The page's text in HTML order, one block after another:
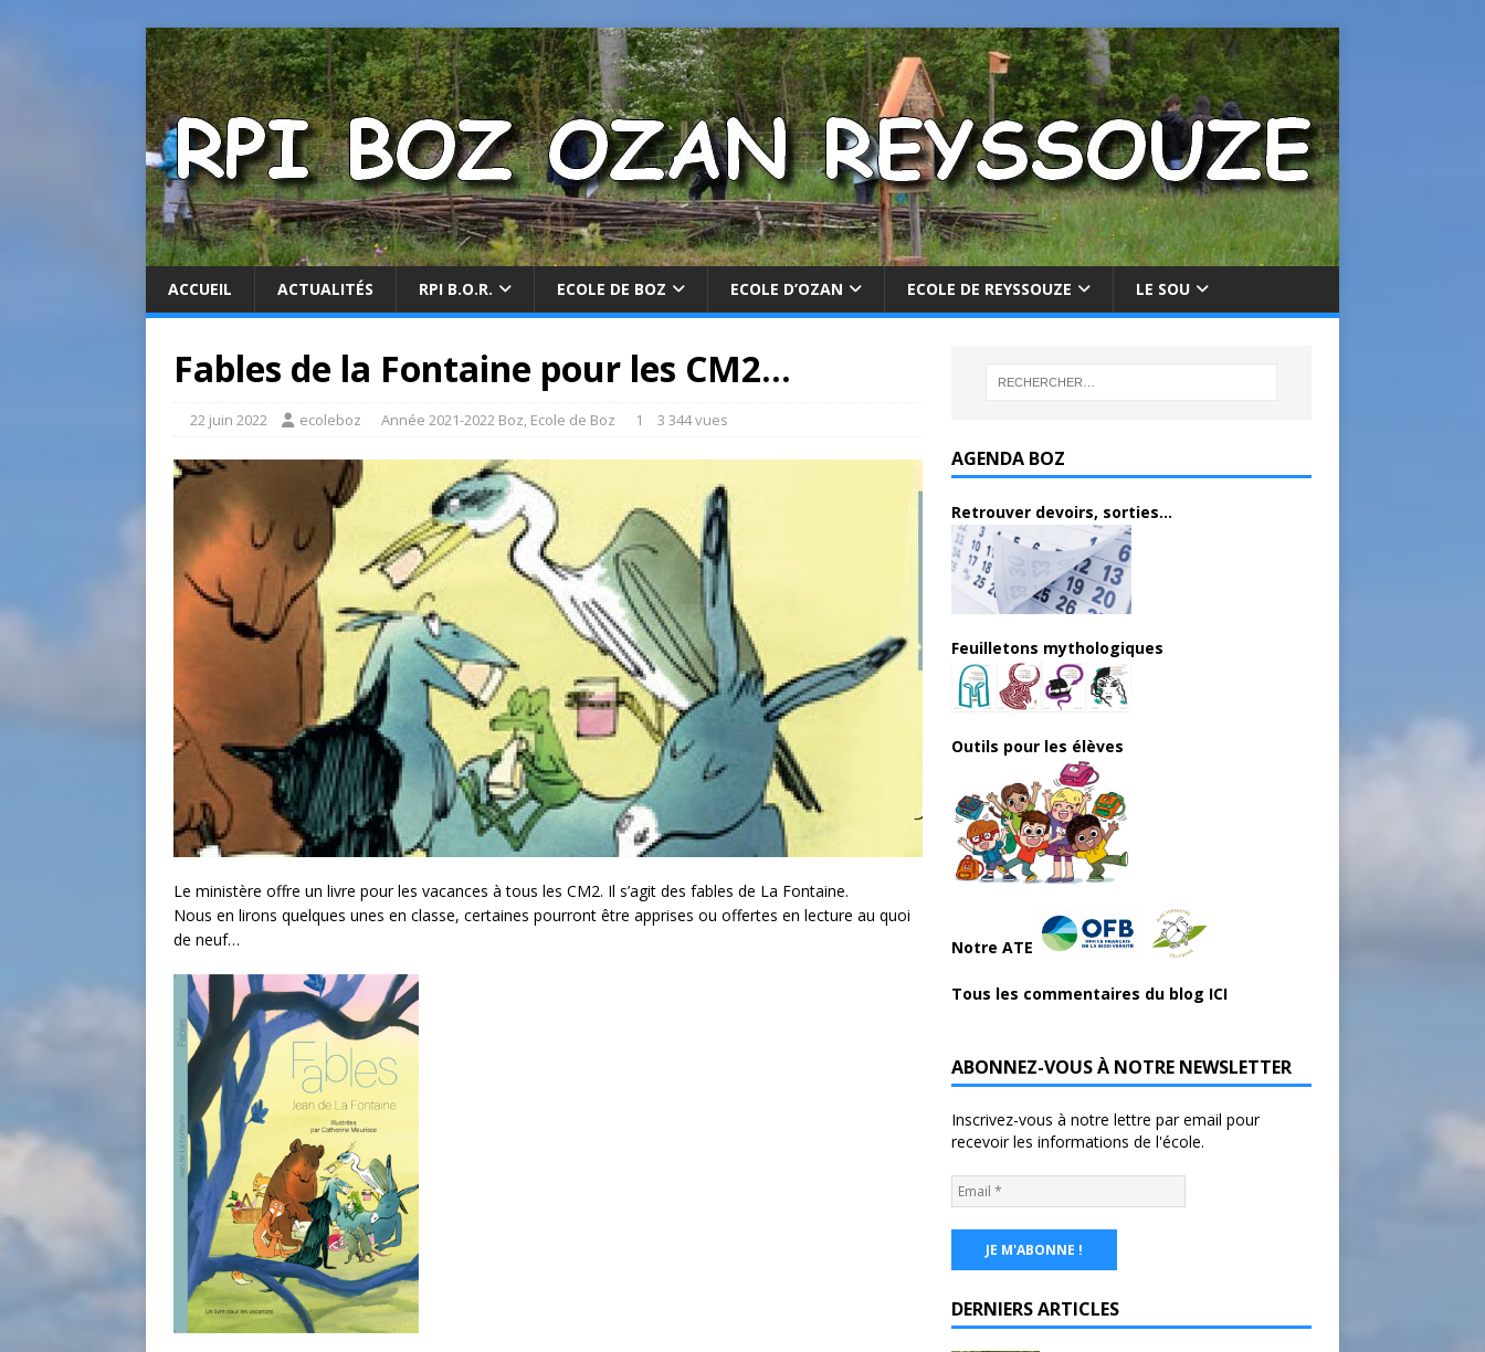
ACCUEIL ACTUALITÉS RPI B.O.R. ECOLE DE BOZ ECOLE D’OZAN ECOLE DE REYSSOUZE LE SOU
Fables de la Fontaine pour les CM2…
22 juin 2022 ecoleboz Année 2021-2022 Boz, Ecole de Boz 1 3 344 vues
Le ministère offre un livre pour les vacances à tous les CM2. Il s’agit des fables de La Fontaine.
Nous en lirons quelques unes en classe, certaines pourront être apprises ou offertes en lecture au quoi
de neuf…
AGENDA BOZ
Retrouver devoirs, sorties...
Feuilletons mythologiques
Outils pour les élèves
Notre ATE
Tous les commentaires du blog ICI
ABONNEZ-VOUS À NOTRE NEWSLETTER
Inscrivez-vous à notre lettre par email pour
recevoir les informations de l'école.
DERNIERS ARTICLES